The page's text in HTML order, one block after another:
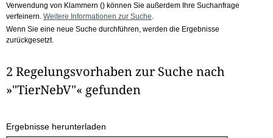
Verwendung von Klammern () können Sie außerdem Ihre Suchanfrage
verfeinern. Weitere Informationen zur Suche
Wenn Sie eine neue Suche durchführen, werden die Ergebnisse
zurückgesetzt.
2 Regelungsvorhaben zur Suche nach
»"TierNebV"« gefunden
Ergebnisse herunterladen